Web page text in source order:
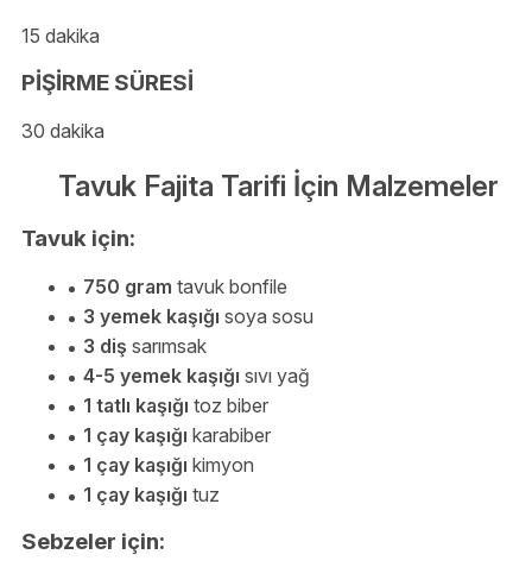
15 dakika
PİŞİRME SÜRESİ
30 dakika
Tavuk Fajita Tarifi İçin Malzemeler
Tavuk için:
750 gram tavuk bonfile
3 yemek kaşığı soya sosu
3 diş sarımsak
4-5 yemek kaşığı sıvı yağ
1 tatlı kaşığı toz biber
1 çay kaşığı karabiber
1 çay kaşığı kimyon
1 çay kaşığı tuz
Sebzeler için: